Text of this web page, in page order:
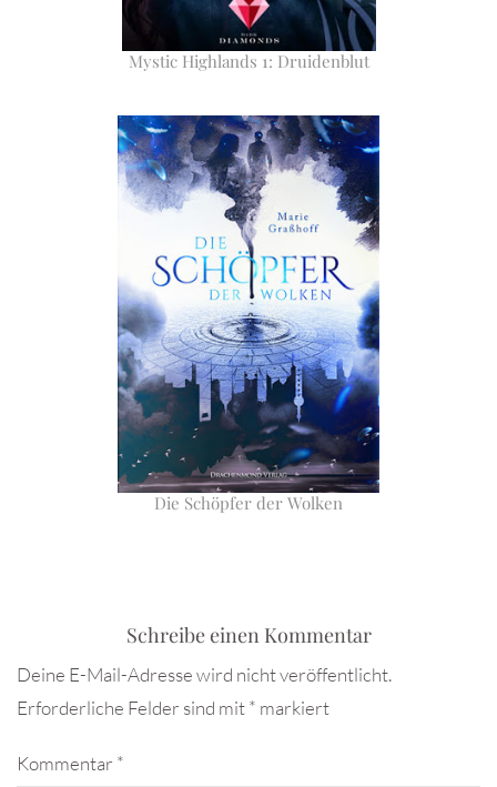
Mystic Highlands 1: Druidenblut
Die Schöpfer der Wolken
Schreibe einen Kommentar
Deine E-Mail-Adresse wird nicht veröffentlicht.
Erforderliche Felder sind mit* markiert
Kommentar *